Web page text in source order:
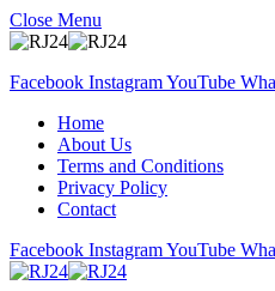
Close Menu
Facebook InstagramYouTube
Home
About Us
Terms and Conditions
Privacy Policy
Contact
Facebook InstagramYouTube